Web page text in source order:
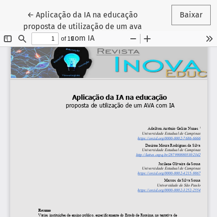
←Voltar aos Detalhes do Artigo
Aplicação da IA na educação
proposta de utilização de um ava
com IA
Baixar